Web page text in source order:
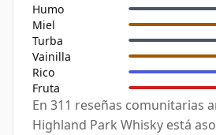
Humo
Miel
Turba
Vainilla
Rico
Fruta
En 311 reseñas comunitarias
Highland Park Whisky está